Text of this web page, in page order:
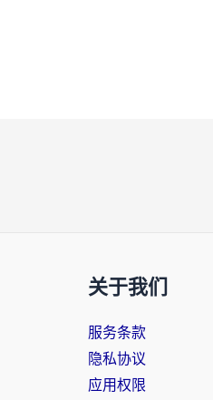
关于我们
服务条款
隐私协议
应用权限